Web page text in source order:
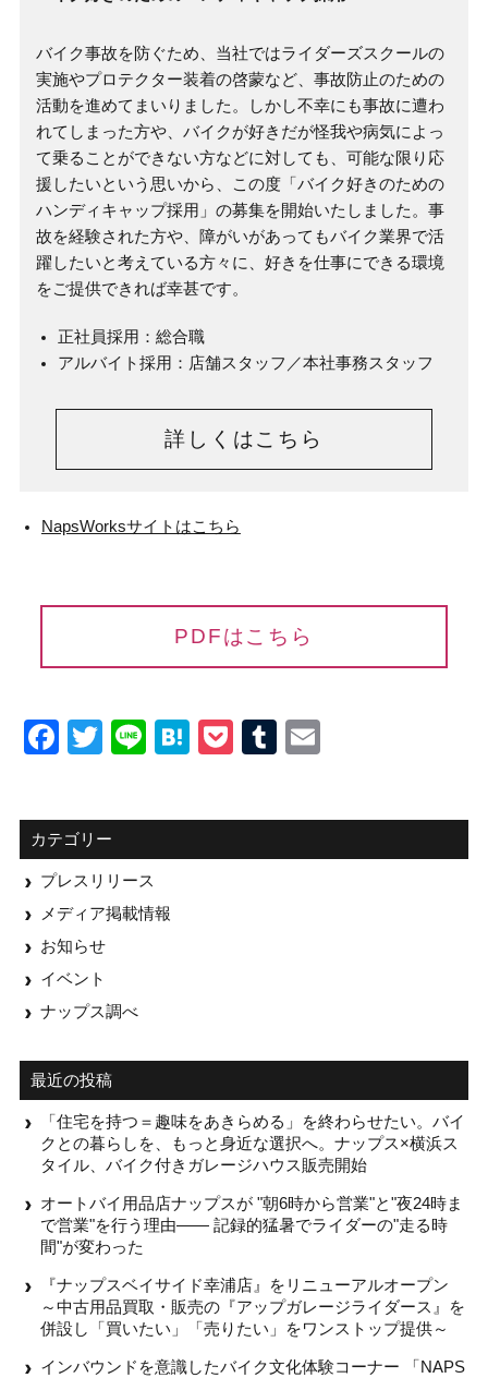
バイク事故を防ぐため、当社ではライダーズスクールの
実施やプロテクター装着の啓蒙など、事故防止のための
活動を進めてまいりました。しかし不幸にも事故に遭わ
れてしまった方や、バイクが好きだが怪我や病気によっ
て乗ることができない方などに対しても、可能な限り応
援したいという思いから、この度「バイク好きのための
ハンディキャップ採用」の募集を開始いたしました。事
故を経験された方や、障がいがあってもバイク業界で活
躍したいと考えている方々に、好きを仕事にできる環境
をご提供できれば幸甚です。
正社員採用：総合職
アルバイト採用：店舗スタッフ／本社事務スタッフ
詳しくはこちら
NapsWorksサイトはこちら
PDFはこちら
Facebook
Twitter
LineHatena
PocketTumblr
カテゴリー
プレスリリース
メディア掲載情報
お知らせ
イベント
ナップス調べ
最近の投稿
「住宅を持つ＝趣味をあきらめる」を終わらせたい。バイ
クとの暮らしを、もっと身近な選択へ。ナップス×横浜ス
タイル、バイク付きガレージハウス販売開始
オートバイ用品店ナップスが "朝6時から営業"と"夜24時ま
で営業"を行う理由—— 記録的猛暑でライダーの"走る時
間"が変わった
『ナップスベイサイド幸浦店』をリニューアルオープン
～中古用品買取・販売の『アップガレージライダース』を
併設し「買いたい」「売りたい」をワンストップ提供～
インバウンドを意識したバイク文化体験コーナー 「NAPS